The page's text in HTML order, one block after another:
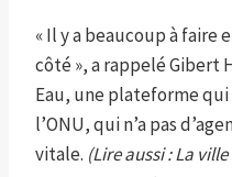
« Il y a beaucoup à faire
côté », a rappelé Gibert
Eau, une plateforme
l’ONU, qui n’a pas
vitale. (Lire aussi : La